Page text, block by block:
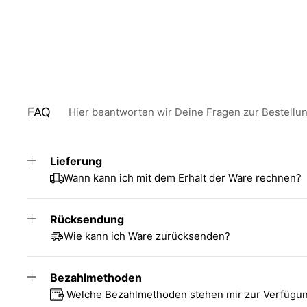
FAQ Hier beantworten wir Deine Fragen zur
Lieferung
Wann kann ich mit dem Erhalt der Ware rechnen?
Rücksendung
Wie kann ich Ware zurücksenden?
Bezahlmethoden
Welche Bezahlmethoden stehen mir zur